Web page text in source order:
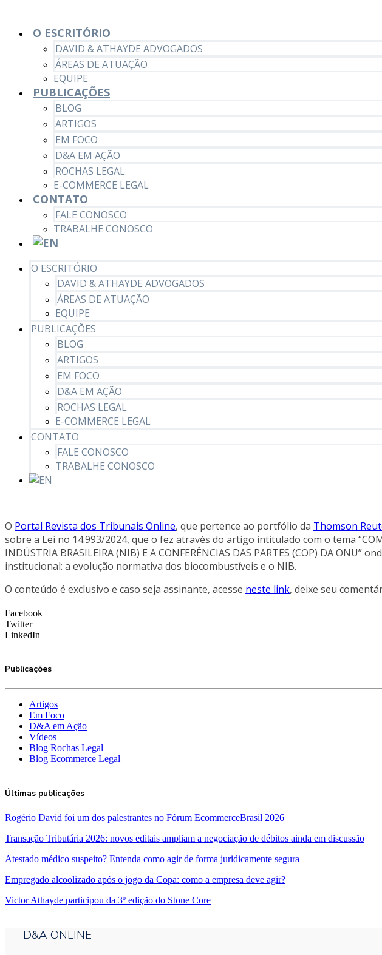
O ESCRITÓRIO
DAVID & ATHAYDE ADVOGADOS
ÁREAS DE ATUAÇÃO
EQUIPE
PUBLICAÇÕES
BLOG
ARTIGOS
EM FOCO
D&A EM AÇÃO
ROCHAS LEGAL
E-COMMERCE LEGAL
CONTATO
FALE CONOSCO
TRABALHE CONOSCO
O ESCRITÓRIO
DAVID & ATHAYDE ADVOGADOS
ÁREAS DE ATUAÇÃO
EQUIPE
PUBLICAÇÕES
BLOG
ARTIGOS
EM FOCO
D&A EM AÇÃO
ROCHAS LEGAL
E-COMMERCE LEGAL
CONTATO
FALE CONOSCO
TRABALHE CONOSCO
O Portal Revista dos Tribunais Online, que pertence ao portfólio da Thomson
sobre a Lei no 14.993/2024, que o fez através do artigo intitulado com o tema
INDÚSTRIA BRASILEIRA (NIB) E A CONFERÊNCIAS DAS PARTES (COP) DA
institucional: a evolução normativa dos biocombustíveis e o NIB.
O conteúdo é exclusivo e caso seja assinante, acesse neste link, deixe seu
Facebook
Twitter
LinkedIn
Publicações
Artigos
Em Foco
D&A em Ação
Vídeos
Blog Rochas Legal
Blog Ecommerce Legal
Últimas publicações
Rogério David foi um dos palestrantes no Fórum EcommerceBrasil 2026
Transação Tributária 2026: novos editais ampliam a negociação de débitos ainda em discussão
Atestado médico suspeito? Entenda como agir de forma juridicamente segura
Empregado alcoolizado após o jogo da Copa: como a empresa deve agir?
Victor Athayde participou da 3º edição do Stone Core
D&A ONLINE